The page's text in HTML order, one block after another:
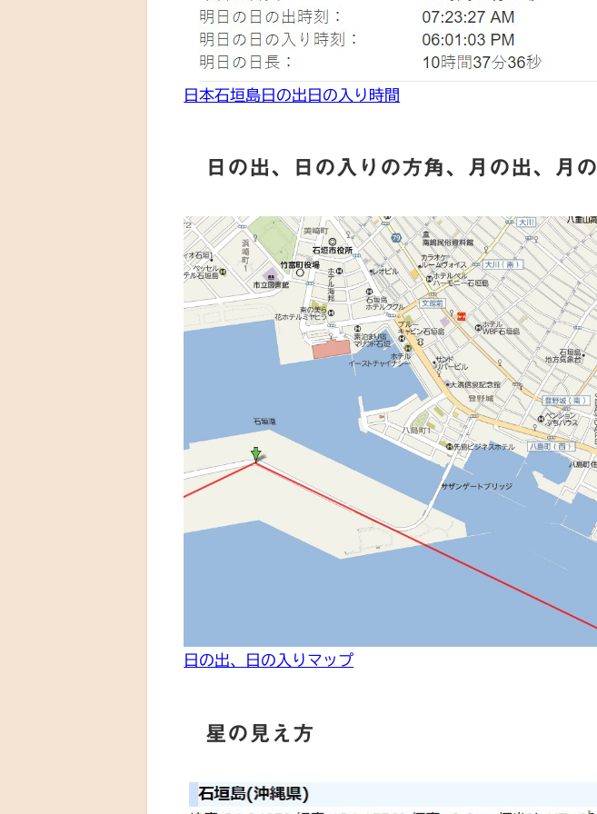
日本石垣島日の出日の入り時間
日の出、日の入りの方角、月の出、月
日の出、日の入りマップ
星の見え方